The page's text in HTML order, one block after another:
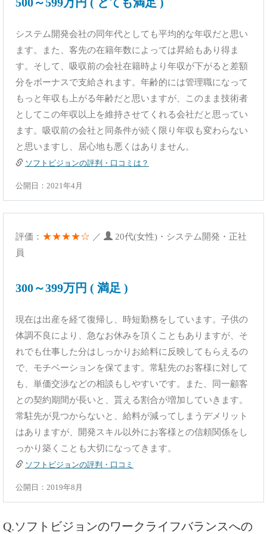
システム開発会社の同年代としても平均的な年収だと思い
ます。また、客先の在籍年数によっては昇給もあり得ま
す。そして、吸収前の会社在籍時より年収が下がると差額
分をボーナスで支給されます。年齢的には管理職になって
もっと年収も上がる年齢だと思いますが、このまま技術者
としてこの年収以上を維持させてくれる会社だと思ってい
ます。吸収前の会社と同条件が続く限り年収も変わらない
と思いますし、居心地も悪くはありません。
ソフトビジョンの評判・口コミは？
公開日：2021年4月
評価： ★★★★☆ ／
20代(女性)・システム開発・正社
員
300～399万円 ( 満足 )
現在は出産を経て復帰し、時短勤務をしています。子供の
体調不良により、急なお休みを頂くこともありますが、そ
れでも仕事した分はしっかりお給料に反映してもらえるの
で、モチベーションを保てます。常駐先のお客様に対して
も、単価交渉などの相談もしやすいです。また、同一顧客
との契約期間が長いと、貰える割合が増加していきます。
常駐先が見つからないと、給料が減ってしまうデメリット
はありますが、開発スキル以外にお客様との信頼関係をし
っかり築くことも大切になってきます。
ソフトビジョンの評判・口コミ
公開日：2019年8月
Q.ソフトビジョンのワークライフバランスへの